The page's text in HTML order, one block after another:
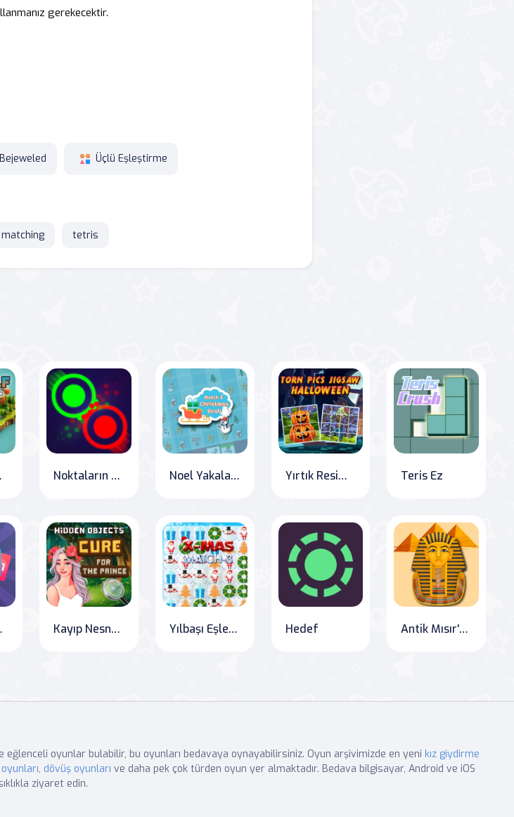
gerekecektir.
Bejeweled Üçlü Eşleştirme
matching tetris
Noktaların Çatışması Noel Yakalama Üçlüsü Yırtık Resimler Mozaik Cadılar Bayramı Teris Ez
Kayıp Nesneler Prens İçin Çare Yılbaşı Eşleştirme 3 Hedef Antik Mısır'da Farkları Bul
eğlenceli oyunlar bulabilir, bu oyunları bedavaya oynayabilirsiniz. Oyun arşivimizde en yeni kız giydirme
, dövüş oyunları ve daha pek çok türden oyun yer almaktadır. Bedava bilgisayar, Android ve iOS
ziyaret edin.